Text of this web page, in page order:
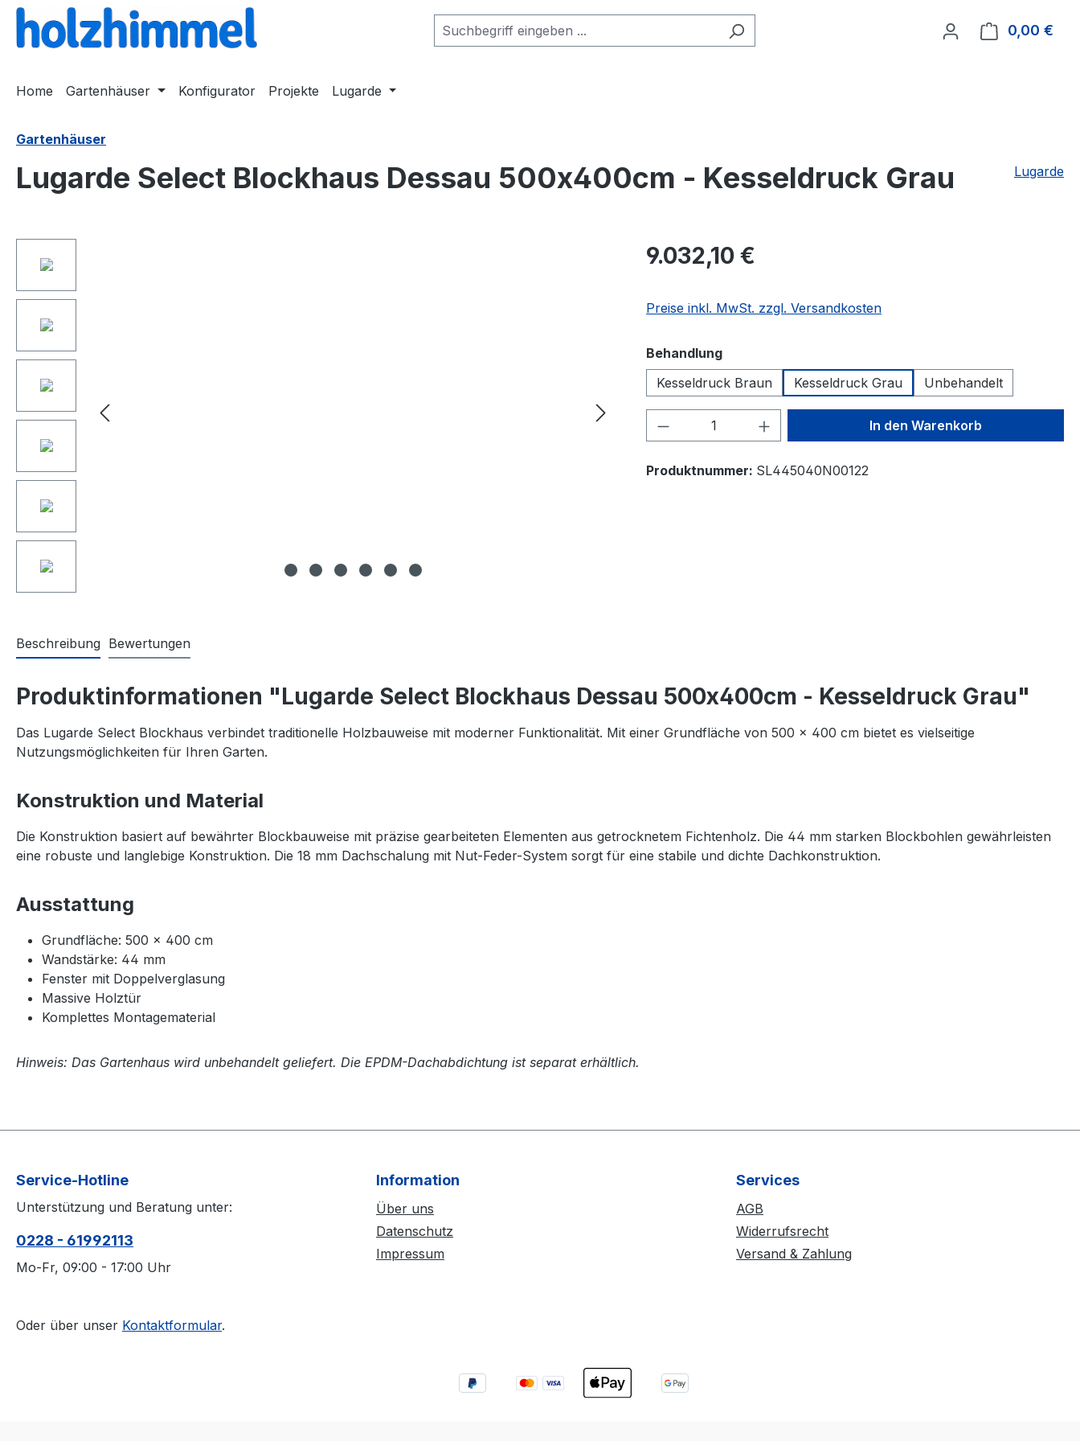
Zur Hauptnavigation springen
0,00 €
Home Gartenhäuser Konfigurator Projekte Lugarde
Gartenhäuser
Lugarde Select Blockhaus Dessau 500x400cm - Kesseldruck Grau Lugarde
9.032,10 €
Preise inkl. MwSt. zzgl. Versandkosten
Behandlungauswählen
Kesseldruck Braun
Kesseldruck Grau Unbehandelt
Produkt Anzahl: Gib den gewünschten Wert
In den Warenkorb
Produktnummer: SL445040N00122
Beschreibung Bewertungen
Produktinformationen "Lugarde Select Blockhaus Dessau 500x400cm - Kesseldruck Grau"
Das Lugarde Select Blockhaus verbindet traditionelle Holzbauweise mit moderner Funktionalität. Mit einer Grundfläche von 500 × 400 cm bietet es vielseitige
Nutzungsmöglichkeiten für Ihren Garten.
Konstruktion und Material
Die Konstruktion basiert auf bewährter Blockbauweise mit präzise gearbeiteten Elementen aus getrocknetem Fichtenholz. Die 44 mm starken Blockbohlen gewährleisten
eine robuste und langlebige Konstruktion. Die 18 mm Dachschalung mit Nut-Feder-System sorgt für eine stabile und dichte Dachkonstruktion.
Ausstattung
Grundfläche: 500 × 400 cm
Wandstärke: 44 mm
Fenster mit Doppelverglasung
Massive Holztür
Komplettes Montagematerial
Hinweis: Das Gartenhaus wird unbehandelt geliefert. Die EPDM-Dachabdichtung ist separat erhältlich.
Service-Hotline
Unterstützung und Beratung unter:
0228 - 61992113
Mo-Fr, 09:00 - 17:00 Uhr
Oder über unser Kontaktformular.
Information
Über uns
Datenschutz
Impressum
Services
AGB
Widerrufsrecht
Versand & Zahlung